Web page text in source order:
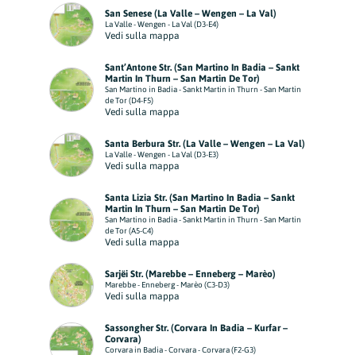
San Senese (La Valle – Wengen – La Val)
La Valle - Wengen - La Val (D3-E4)
Vedi sulla mappa
Sant’Antone Str. (San Martino In Badia – Sankt
Martin In Thurn – San Martin De Tor)
San Martino in Badia - Sankt Martin in Thurn - San Martin
de Tor (D4-F5)
Vedi sulla mappa
Santa Berbura Str. (La Valle – Wengen – La Val)
La Valle - Wengen - La Val (D3-E3)
Vedi sulla mappa
Santa Lizia Str. (San Martino In Badia – Sankt
Martin In Thurn – San Martin De Tor)
San Martino in Badia - Sankt Martin in Thurn - San Martin
de Tor (A5-C4)
Vedi sulla mappa
Sarjëi Str. (Marebbe – Enneberg – Marèo)
Marebbe - Enneberg - Marèo (C3-D3)
Vedi sulla mappa
Sassongher Str. (Corvara In Badia – Kurfar –
Corvara)
Corvara in Badia - Corvara - Corvara (F2-G3)